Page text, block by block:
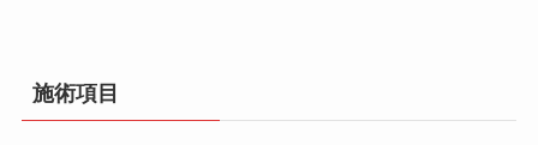
施術項目